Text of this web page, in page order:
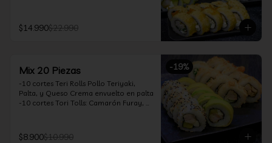
cebollín, frito en tempura
*Incluye 2 soya 30ml / 2 palitos / 1 salsa
$14.990$22.990
-19%
Mix 20 Piezas
-10 cortes Teri Rolls Pollo Teriyaki,
Palta, y Queso Crema envuelto en palta
-10 cortes Tori Tolls: Camarón Furay,
teriyaki 30ml
$8.900$10.990